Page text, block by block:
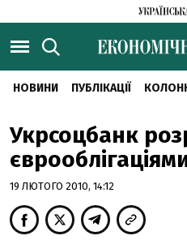
НОВИНИ ПУБЛІКАЦІЇ
Укрсоцбанк
19 ЛЮТОГО 2010, 14:12